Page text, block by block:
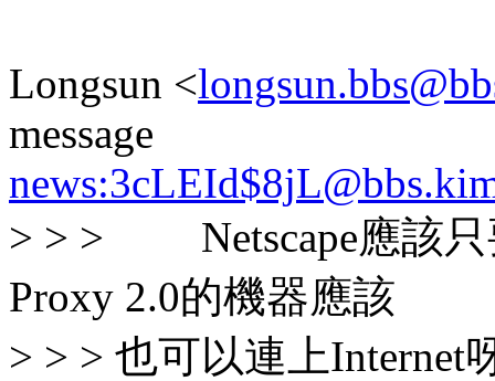
Longsun <
message
> > > Netscape應該只
Proxy 2.0的機器應該
> > > 也可以連上Internet